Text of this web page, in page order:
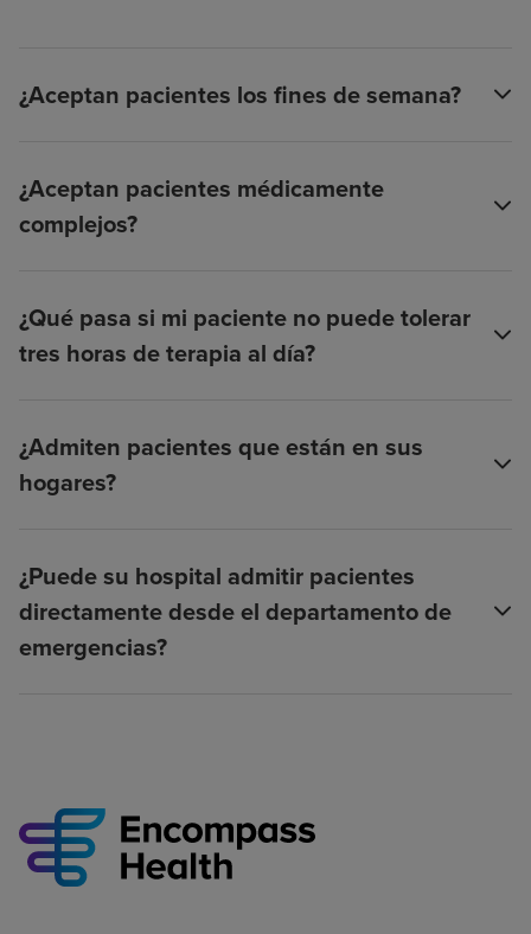
¿Aceptan pacientes los fines de semana?
¿Aceptan pacientes médicamente
complejos?
¿Qué pasa si mi paciente no puede tolerar
tres horas de terapia al día?
¿Admiten pacientes que están en sus
hogares?
¿Puede su hospital admitir pacientes
directamente desde el departamento de
emergencias?